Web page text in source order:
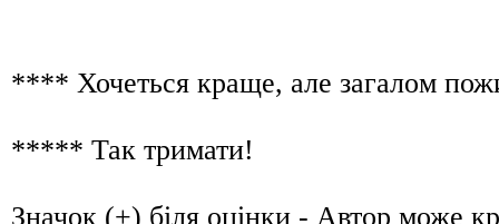
**** Хочеться краще, але
***** Так тримати!
Значок (+) біля оцінки - Автор